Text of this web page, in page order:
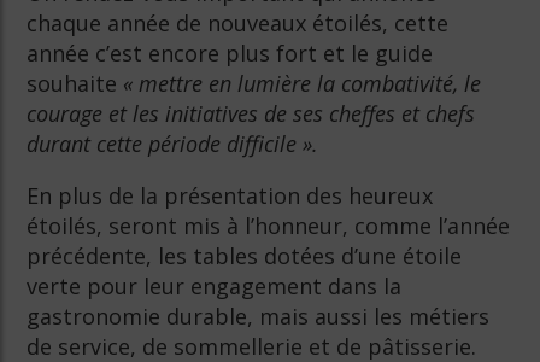
chaque année de nouveaux étoilés, cette
année c’est encore plus fort et le guide
souhaite « mettre en lumière la combativité, le
courage et les initiatives de ses cheffes et chefs
durant cette période difficile ».
En plus de la présentation des heureux
étoilés, seront mis à l’honneur, comme l’année
précédente, les tables dotées d’une étoile
verte pour leur engagement dans la
gastronomie durable, mais aussi les métiers
de service, de sommellerie et de pâtisserie.